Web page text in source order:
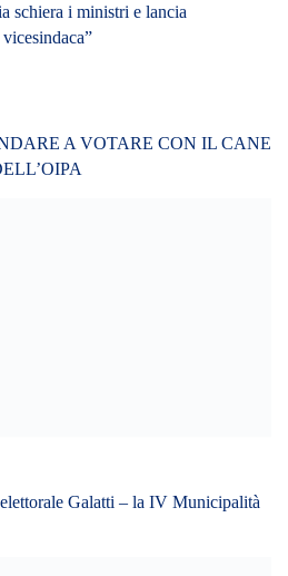
schiera i ministri e lancia
A VOTARE CON IL CANE
Galatti – la IV Municipalità